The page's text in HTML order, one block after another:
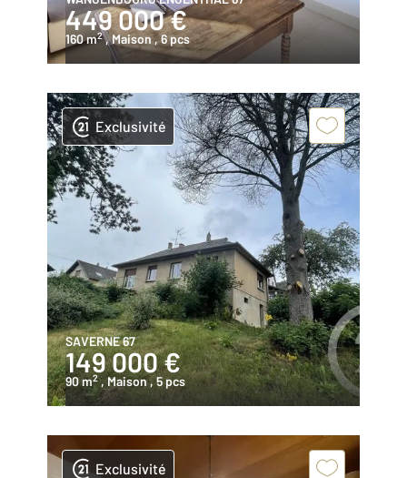
449 000 €
160 m2 , Maison, 6 pcs
Exclusivité
SAVERNE 67
149 000 €
90 m2 , Maison, 5 pcs
Exclusivité